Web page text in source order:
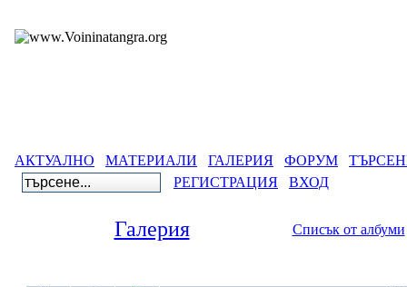
АКТУАЛНО МАТЕРИАЛИ ГАЛЕРИЯ ФОРУМ
РЕГИСТРАЦИЯ
ВХОД
Галерия Списък от албуми